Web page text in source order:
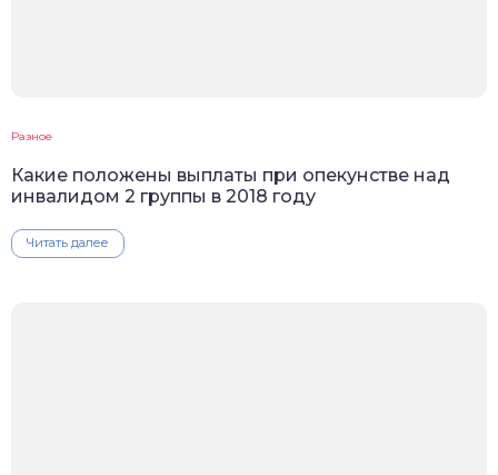
Разное
Какие положены выплаты при опекунстве над
инвалидом 2 группы в 2018 году
Читать далее